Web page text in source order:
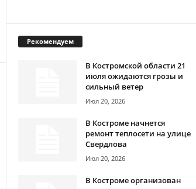
Рекомендуем
В Костромской области 21
июля ожидаются грозы и
сильный ветер
Июл 20, 2026
В Костроме начнется
ремонт теплосети на улице
Свердлова
Июл 20, 2026
В Костроме организован